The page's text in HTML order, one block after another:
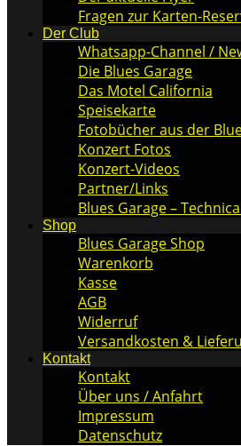
Fragen zur Karten-
Der Club
Whatsapp-Channel /
Die Blues Garage
Das Motel California
Speisekarte
Fotobücher aus der
Konzert Fotos
Konzert-Videos
Partner/Links
Blues Garage –
Shop
Blues Garage Shop
Warenkorb
Kasse
AGB
Widerruf
Versandkosten &
Kontakt
Kontakt
Über uns / Anfahrt
Impressum
Datenschutz